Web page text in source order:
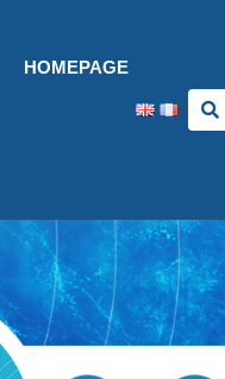
HOMEPAGE